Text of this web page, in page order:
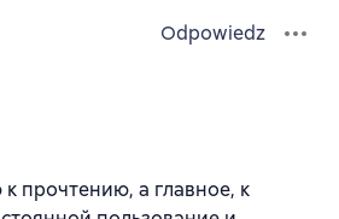
Odpowiedz
прочтению, а главное, к